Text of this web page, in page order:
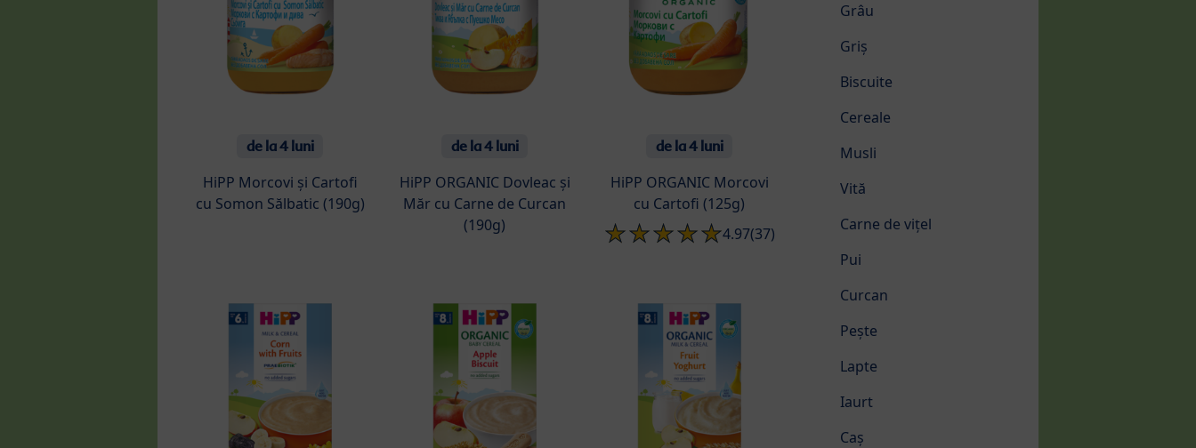
Grâu
Griş
Biscuite
Cereale
Musli
Vită
Carne de vițel
Pui
Curcan
Pește
Lapte
Iaurt
Caș
de la 4 luni
HiPP Morcovi și Cartofi
cu Somon Sălbatic (190g)
de la 4 luni
HiPP ORGANIC Dovleac și
Măr cu Carne de Curcan
(190g)
de la 4 luni
HiPP ORGANIC Morcovi
cu Cartofi (125g)
4.97(37)